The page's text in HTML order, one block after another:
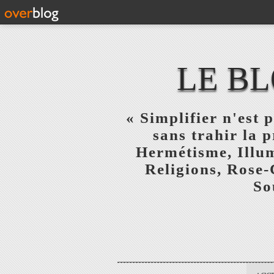
LE
« Simplifier n'est
sans trahir la
Hermétisme,
Religions,